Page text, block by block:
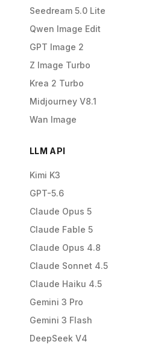
Seedream 5.0 Lite
Qwen Image Edit
GPT Image 2
Z Image Turbo
Krea 2 Turbo
Midjourney V8.1
Wan Image
LLM API
Kimi K3
GPT-5.6
Claude Opus 5
Claude Fable 5
Claude Opus 4.8
Claude Sonnet 4.5
Claude Haiku 4.5
Gemini 3 Pro
Gemini 3 Flash
DeepSeek V4